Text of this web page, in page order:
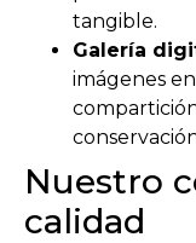
tangible.
Galería
imágenes
Nuestro
calidad